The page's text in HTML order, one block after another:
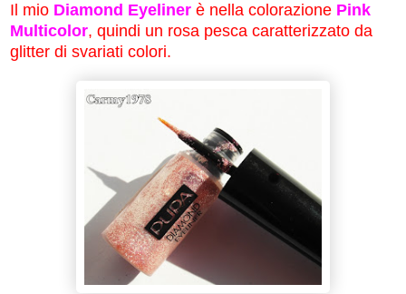
Il mio Diamond Eyeliner è nella colorazione Pink
Multicolor, quindi un rosa pesca caratterizzato da
glitter di svariati colori.